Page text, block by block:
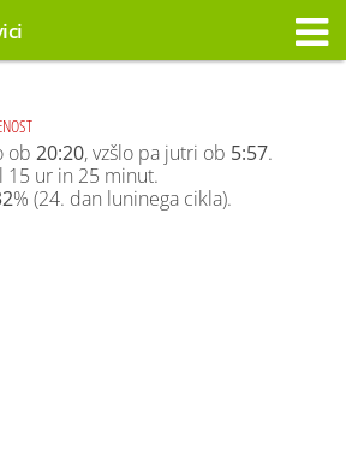
ob 20:20, vzšlo pa jutri ob 5:57.
15 ur in 25 minut.
% (24. dan luninega cikla).